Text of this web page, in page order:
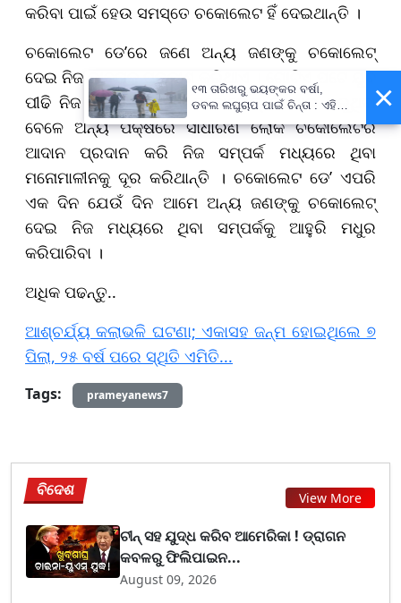
କରିବା ପାଇଁ ହେଉ ସମସ୍ତେ ଚକୋଲେଟ ହିଁ ଦେଇଥାନ୍ତି ।
ଚକୋଲେଟ ଡେ’ରେ ଜଣେ ଅନ୍ୟ ଜଣଙ୍କୁ ଚକୋଲେଟ୍
ଦେଇ ନିଜ ଭାବନାକୁ ପ୍ରକାଶ କରିଥାଏ । ଗୋଟିଏ ପଟେ ଯୁବ
ପୀଢି ନିଜ ସାଥୀଙ୍କ ସହିତ ଚକୋଲେଟ୍ ସେୟାର କରୁଥିବା
ବେଳେ ଅନ୍ୟ ପକ୍ଷରେ ସାଧାରଣ ଲୋକ ଚକୋଲେଟର
ଆଦାନ ପ୍ରଦାନ କରି ନିଜ ସମ୍ପର୍କ ମଧ୍ୟରେ ଥିବା
ମନୋମାଳୀନକୁ ଦୂର କରିଥାନ୍ତି । ଚକୋଲେଟ ଡେ’ ଏପରି
ଏକ ଦିନ ଯେଉଁ ଦିନ ଆମେ ଅନ୍ୟ ଜଣଙ୍କୁ ଚକୋଲେଟ୍
ଦେଇ ନିଜ ମଧ୍ୟରେ ଥିବା ସମ୍ପର୍କକୁ ଆହୁରି ମଧୁର
କରିପାରିବା ।
ଅଧିକ ପଢନ୍ତୁ..
ଆଶ୍ଚର୍ଯ୍ୟ କଲାଭଳି ଘଟଣା; ଏକାସହ ଜନ୍ମ ହୋଇଥିଲେ ୭
ପିଲା, ୨୫ ବର୍ଷ ପରେ ସ୍ଥିତି ଏମିତି...
Tags: prameyanews7
ବିଦେଶ View More
ଚୀନ୍ ସହ ଯୁଦ୍ଧ କରିବ ଆମେରିକା ! ଡ୍ରାଗନ
କବଳରୁ ଫିଲିପାଇନ...
August 09, 2026
×
୧୩ ତାରିଖରୁ ଭୟଙ୍କର ବର୍ଷା,
ଡବଲ ଲଘୁଚାପ ପାଇଁ ଚିନ୍ତା : ଏହି
ସବୁ ଜିଲ୍ଲାବାସୀ ରୁହନ୍ତୁ ସାବଧାନ !